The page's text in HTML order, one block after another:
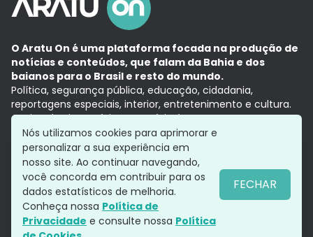
O Aratu On é uma plataforma focada na produção de
notícias e conteúdos, que falam da Bahia e dos
baianos para o Brasil e resto do mundo.
Política, segurança pública, educação, cidadania,
reportagens especiais, interior, entretenimento e cultura.
Aqui, tudo vira notícia e a notícia é no tempo presente,
com a credibilidade do Grupo Aratu.
Grupo Aratu
Política de privacidade
Siga-nos
Nós utilizamos cookies para aprimorar e
personalizar a sua experiência em
nosso site. Ao continuar navegando,
você concorda em contribuir para os
dados estatísticos de melhoria.
Conheça nossa Política de
Privacidade e consulte nossa Política
FECHAR